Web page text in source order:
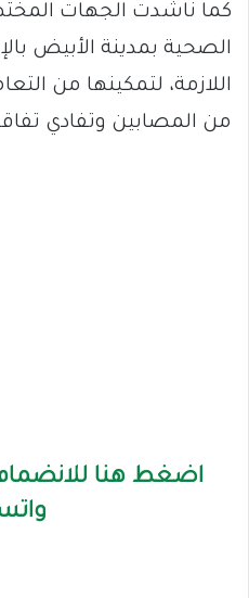
كما ناشدت الجهات
الصحية بمدينة الأبيض
اللازمة، لتمكينها من
من المصابين وتفادي
اضغط هنا